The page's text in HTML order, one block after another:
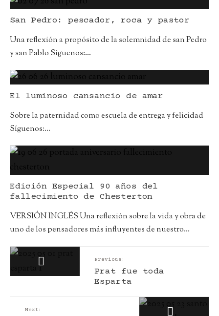
San Pedro: pescador, roca y pastor
Una reflexión a propósito de la solemnidad de san Pedro
y san Pablo Síguenos:...
El luminoso cansancio de amar
Sobre la paternidad como escuela de entrega y felicidad
Síguenos:...
Edición Especial 90 años del
fallecimiento de Chesterton
VERSIÓN INGLÉS Una reflexión sobre la vida y obra de
uno de los pensadores más influyentes de nuestro...
Previous:
Prat fue toda
Esparta
Next: